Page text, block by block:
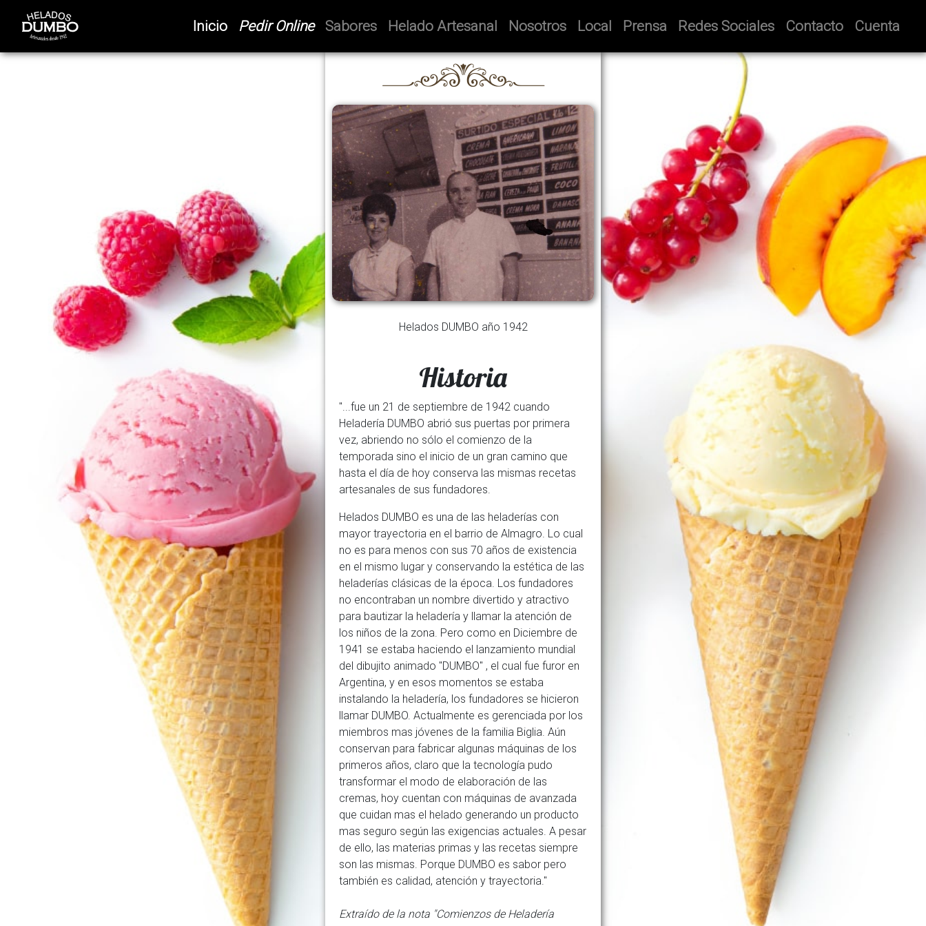
Inicio(current)
Pedir Online Sabores Helado Artesanal Nosotros Local Prensa Redes Sociales Contacto Cuenta
Helados DUMBO año 1942
Historia
"...fue un 21 de septiembre de 1942 cuando
Heladería DUMBO abrió sus puertas por primera
vez, abriendo no sólo el comienzo de la
temporada sino el inicio de un gran camino que
hasta el día de hoy conserva las mismas recetas
artesanales de sus fundadores.
Helados DUMBO es una de las heladerías con
mayor trayectoria en el barrio de Almagro. Lo cual
no es para menos con sus 70 años de existencia
en el mismo lugar y conservando la estética de las
heladerías clásicas de la época. Los fundadores
no encontraban un nombre divertido y atractivo
para bautizar la heladería y llamar la atención de
los niños de la zona. Pero como en Diciembre de
1941 se estaba haciendo el lanzamiento mundial
del dibujito animado "DUMBO" , el cual fue furor en
Argentina, y en esos momentos se estaba
instalando la heladería, los fundadores se hicieron
llamar DUMBO. Actualmente es gerenciada por los
miembros mas jóvenes de la familia Biglia. Aún
conservan para fabricar algunas máquinas de los
primeros años, claro que la tecnología pudo
transformar el modo de elaboración de las
cremas, hoy cuentan con máquinas de avanzada
que cuidan mas el helado generando un producto
mas seguro según las exigencias actuales. A pesar
de ello, las materias primas y las recetas siempre
son las mismas. Porque DUMBO es sabor pero
también es calidad, atención y trayectoria."
Extraído de la nota "Comienzos de Heladería